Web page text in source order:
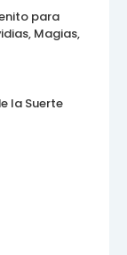
para
Magias,
la Suerte